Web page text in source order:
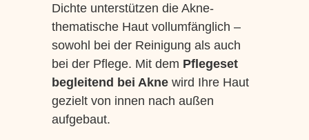
Dichte unterstützen die Akne-
thematische Haut vollumfänglich –
sowohl bei der Reinigung als auch
bei der Pflege. Mit dem Pflegeset
begleitend bei Akne wird Ihre Haut
gezielt von innen nach außen
aufgebaut.